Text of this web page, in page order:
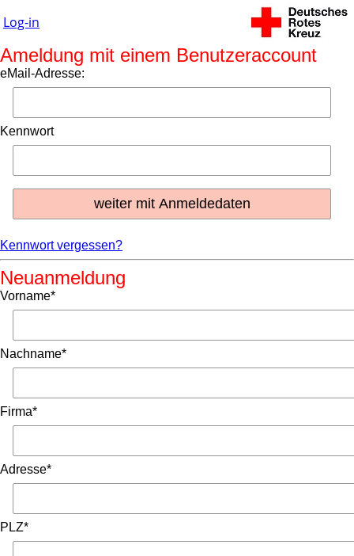
Log-in
Ameldung mit einem Benutzeraccount
eMail-Adresse:
Kennwort
Kennwort vergessen?
Neuanmeldung
Vorname*
Nachname*
Firma*
Adresse*
PLZ*